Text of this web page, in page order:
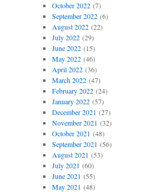
October 2022(7)
September 2022(6)
August 2022(22)
July 2022(29)
June 2022(15)
May 2022(46)
April 2022(36)
March 2022(47)
February 2022(24)
January 2022(57)
December 2021 (27)
November 2021 (32)
October 2021 (48)
September 2021 (56)
August 2021 (53)
July 2021 (60)
June 2021 (55)
May 2021 (48)